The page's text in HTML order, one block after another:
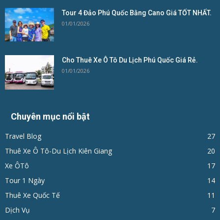
Tour 4 Đảo Phú Quốc Bằng Cano Giá TỐT NHẤT.
01/01/2026
Cho Thuê Xe Ô Tô Du Lịch Phú Quốc Giá Rẻ.
01/01/2026
Chuyên mục nổi bật
Travel Blog
27
Thuê Xe Ô Tô-Du Lịch Kiên Giang
20
Xe ÔTô
17
Tour 1 Ngày
14
Thuê Xe Quốc Tế
11
Dịch Vụ
7